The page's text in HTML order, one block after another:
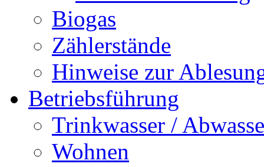
Biogas
Zählerstände
Hinweise zur
Betriebsführung
Trinkwasser /
Wohnen